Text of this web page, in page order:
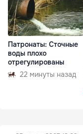
Патронаты: Сточные
воды плохо
отрегулированы
22 минуты назад